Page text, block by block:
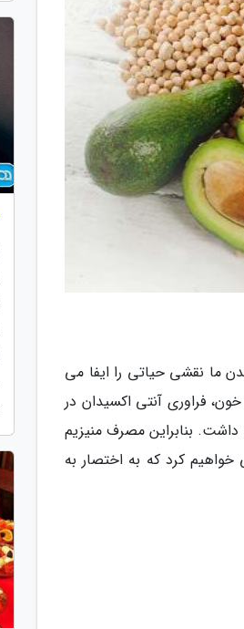
ما نقشی حیاتی را ایفا می
فراوری آنتی اکسیدان در
داشت. بنابراین مصرف منیزیم
از منیزیم را معرفی خواهیم کرد که به اختصار به